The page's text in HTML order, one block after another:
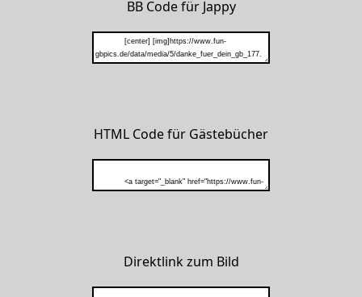
BB Code für Jappy
HTML Code für Gästebücher
Direktlink zum Bild